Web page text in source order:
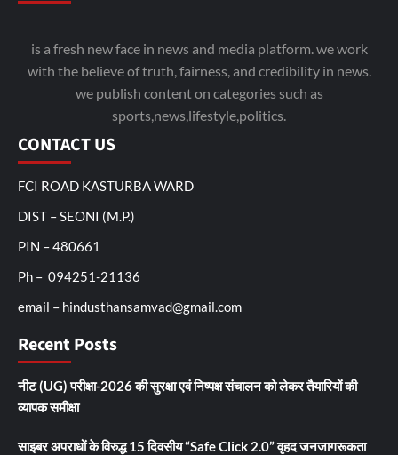
is a fresh new face in news and media platform. we work
with the believe of truth, fairness, and credibility in news.
we publish content on categories such as
sports,news,lifestyle,politics.
CONTACT US
FCI ROAD KASTURBA WARD
DIST – SEONI (M.P.)
PIN – 480661
Ph – 094251-21136
email – hindusthansamvad@gmail.com
Recent Posts
नीट (UG) परीक्षा-2026 की सुरक्षा एवं निष्पक्ष संचालन को लेकर तैयारियों की
व्यापक समीक्षा
साइबर अपराधों के विरुद्ध 15 दिवसीय “Safe Click 2.0” वृहद जनजागरूकता